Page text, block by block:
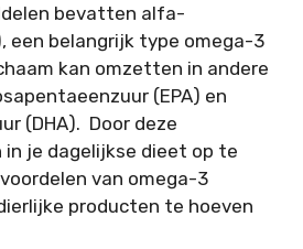
bevatten alfa-
een belangrijk type omega-3
kan omzetten in andere
(EPA) en
(DHA). Door deze
in je dagelijkse dieet op te
van omega-3
producten te hoeven